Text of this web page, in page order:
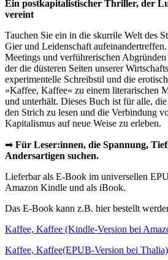
Ein postkapitalistischer Thriller, der
vereint
Tauchen Sie ein in die skurrile Welt des
Gier und Leidenschaft
Meetings und verführerischen
der die düsteren Seiten unserer
experimentelle Schreibstil und die
»Kaffee, Kaffee« zu einem literarischen
und unterhält. Dieses Buch ist für alle,
den Strich zu lesen und die Verbindung
Kapitalismus auf neue Weise zu erleben.
➡ Für Leser:innen, die Spannung,
Andersartigen suchen.
Lieferbar als E-Book im universellen
Amazon Kindle und als iBook.
Das E-Book kann z.B. hier bestellt
Kaffee, Kaffee (Kindle-Version bei
Kaffee, Kaffee(EPUB-Version bei Thalia)